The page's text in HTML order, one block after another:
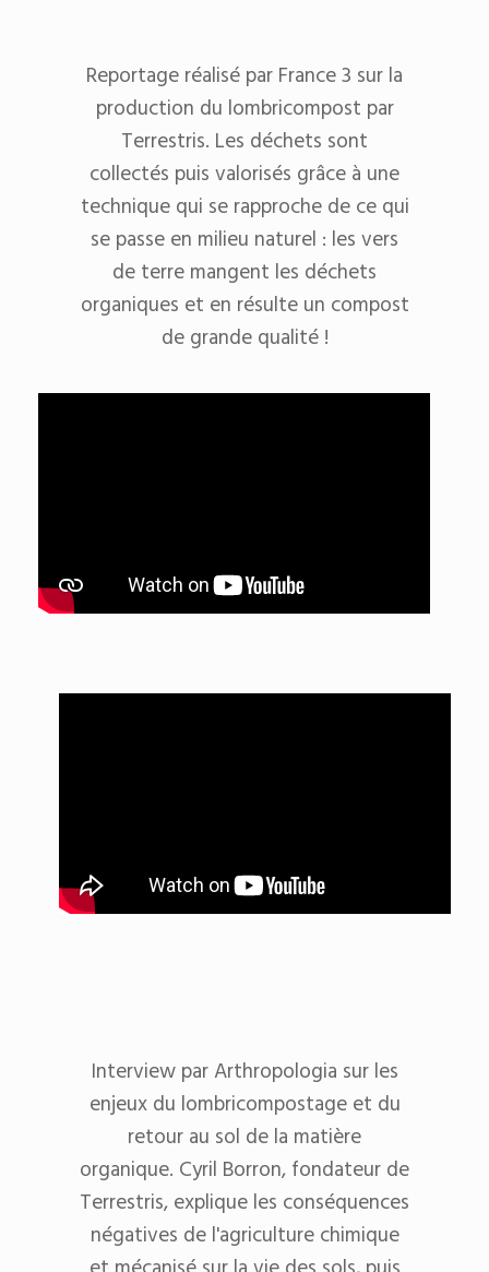
Reportage réalisé par France 3 sur la
production du lombricompost par
Terrestris. Les déchets sont
collectés puis valorisés grâce à une
technique qui se rapproche de ce qui
se passe en milieu naturel : les vers
de terre mangent les déchets
organiques et en résulte un compost
de grande qualité !
Interview par Arthropologia sur les
enjeux du lombricompostage et du
retour au sol de la matière
organique. Cyril Borron, fondateur de
Terrestris, explique les conséquences
négatives de l'agriculture chimique